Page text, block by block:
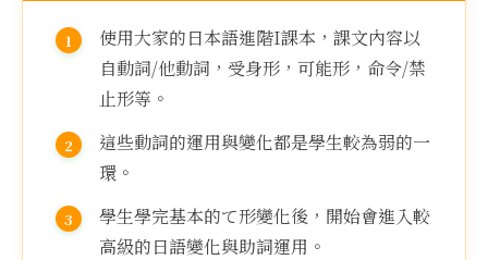
使用大家的日本語進階I課本，課文內容以
自動詞/他動詞，受身形，可能形，命令/禁
止形等。
這些動詞的運用與變化都是學生較為弱的一
環。
學生學完基本的て形變化後，開始會進入較
高級的日語變化與助詞運用。